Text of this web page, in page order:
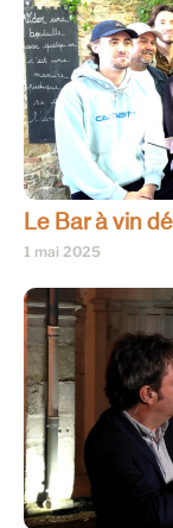
Le Bar à vin
1 mai 2025